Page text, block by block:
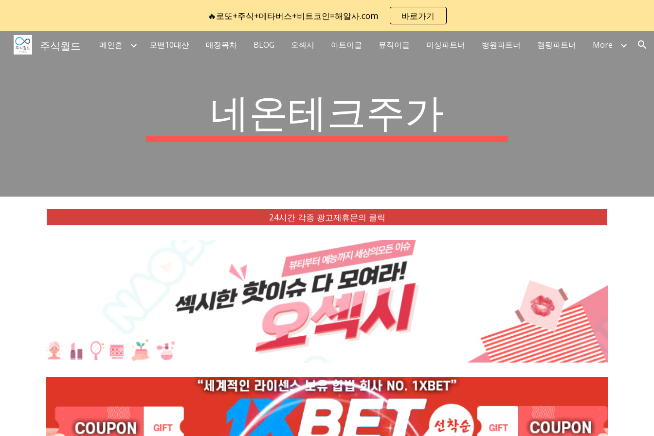
Skip to main content Skip to navigation
🔥로또+주식+메타버스+비트코인=해알사.com 바로가기
주식월드 메인홈 모밴10대산 매장목차 BLOG 오섹시 아트이글 뮤직이글 미싱파트너 병원파트너 캠핑파트너 More
네온테크주가
24시간 각종 광고제휴문의 클릭